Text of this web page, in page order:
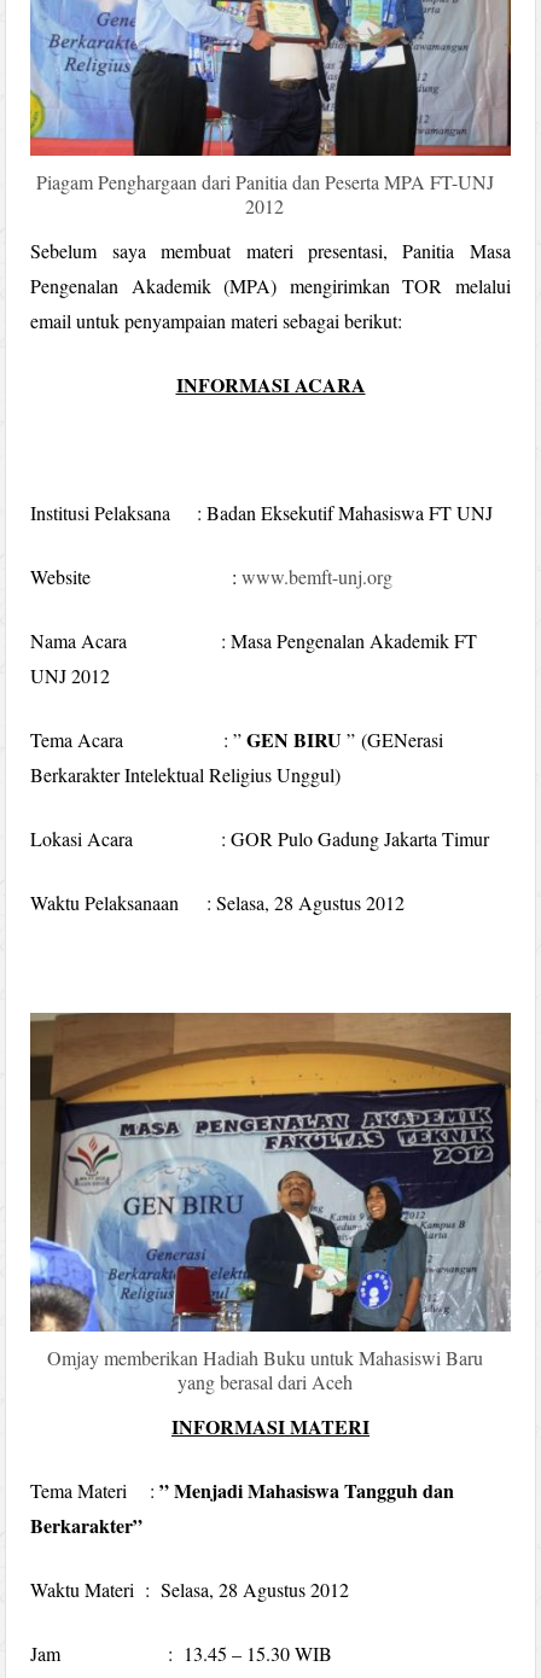
Piagam Penghargaan dari Panitia dan Peserta MPA FT-UNJ
2012
Sebelum saya membuat materi presentasi, Panitia Masa
Pengenalan Akademik (MPA) mengirimkan TOR melalui
email untuk penyampaian materi sebagai berikut:
INFORMASI ACARA
Institusi Pelaksana : Badan Eksekutif Mahasiswa FT UNJ
Website :www.bemft-unj.org
Nama Acara : Masa Pengenalan Akademik FT
UNJ 2012
Tema Acara : ”GEN BIRU ” (GENerasi
Berkarakter Intelektual Religius Unggul)
Lokasi Acara : GOR Pulo Gadung Jakarta Timur
Waktu Pelaksanaan : Selasa, 28 Agustus 2012
Omjay memberikan Hadiah Buku untuk Mahasiswi Baru
yang berasal dari Aceh
INFORMASI MATERI
Tema Materi :” Menjadi Mahasiswa Tangguh dan
Berkarakter”
Waktu Materi : Selasa, 28 Agustus 2012
Jam : 13.45 – 15.30 WIB